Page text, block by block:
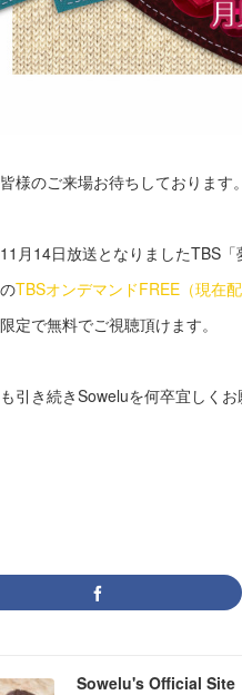
様のご来場お待ちしております。
月14日放送となりましたTBS
TBSオンデマンドFREE（現在
定で無料でご視聴頂けます。
引き続きSoweluを何卒宜しくお
Sowelu's Official Site